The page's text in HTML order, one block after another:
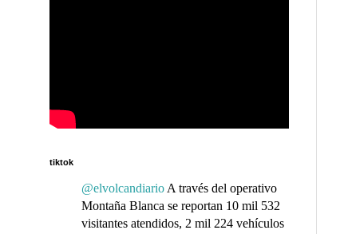
tiktok
@elvolcandiario A través del operativo
Montaña Blanca se reportan 10 mil 532
visitantes atendidos, 2 mil 224 vehículos